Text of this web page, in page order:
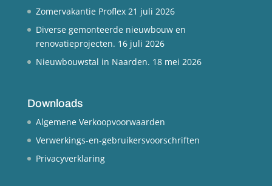
Zomervakantie Proflex 21 juli 2026
Diverse gemonteerde nieuwbouw en
renovatieprojecten. 16 juli 2026
Nieuwbouwstal in Naarden. 18 mei 2026
Downloads
Algemene Verkoopvoorwaarden
Verwerkings-en-gebruikersvoorschriften
Privacyverklaring